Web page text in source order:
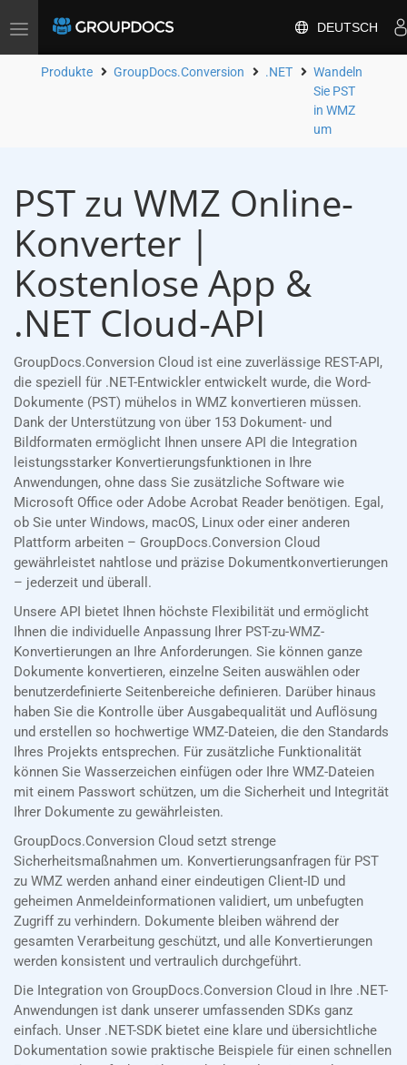
Toggle
DEUTSCH
Produkte GroupDocs.Conversion .NET
Wandeln
Sie PST
in WMZ
um
PST zu WMZ Online-
Konverter |
Kostenlose App &
.NET Cloud-API
GroupDocs.Conversion Cloud ist eine zuverlässige REST-API,
die speziell für .NET-Entwickler entwickelt wurde, die Word-
Dokumente (PST) mühelos in WMZ konvertieren müssen.
Dank der Unterstützung von über 153 Dokument- und
Bildformaten ermöglicht Ihnen unsere API die Integration
leistungsstarker Konvertierungsfunktionen in Ihre
Anwendungen, ohne dass Sie zusätzliche Software wie
Microsoft Office oder Adobe Acrobat Reader benötigen. Egal,
ob Sie unter Windows, macOS, Linux oder einer anderen
Plattform arbeiten – GroupDocs.Conversion Cloud
gewährleistet nahtlose und präzise Dokumentkonvertierungen
– jederzeit und überall.
Unsere API bietet Ihnen höchste Flexibilität und ermöglicht
Ihnen die individuelle Anpassung Ihrer PST-zu-WMZ-
Konvertierungen an Ihre Anforderungen. Sie können ganze
Dokumente konvertieren, einzelne Seiten auswählen oder
benutzerdefinierte Seitenbereiche definieren. Darüber hinaus
haben Sie die Kontrolle über Ausgabequalität und Auflösung
und erstellen so hochwertige WMZ-Dateien, die den Standards
Ihres Projekts entsprechen. Für zusätzliche Funktionalität
können Sie Wasserzeichen einfügen oder Ihre WMZ-Dateien
mit einem Passwort schützen, um die Sicherheit und Integrität
Ihrer Dokumente zu gewährleisten.
GroupDocs.Conversion Cloud setzt strenge
Sicherheitsmaßnahmen um. Konvertierungsanfragen für PST
zu WMZ werden anhand einer eindeutigen Client-ID und
geheimen Anmeldeinformationen validiert, um unbefugten
Zugriff zu verhindern. Dokumente bleiben während der
gesamten Verarbeitung geschützt, und alle Konvertierungen
werden konsistent und vertraulich durchgeführt.
Die Integration von GroupDocs.Conversion Cloud in Ihre .NET-
Anwendungen ist dank unserer umfassenden SDKs ganz
einfach. Unser .NET-SDK bietet eine klare und übersichtliche
Dokumentation sowie praktische Beispiele für einen schnellen